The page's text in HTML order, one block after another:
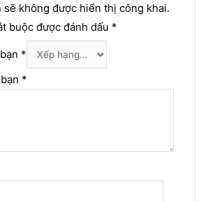
sẽ không được hiển thị công khai.
buộc được đánh dấu *
*
*